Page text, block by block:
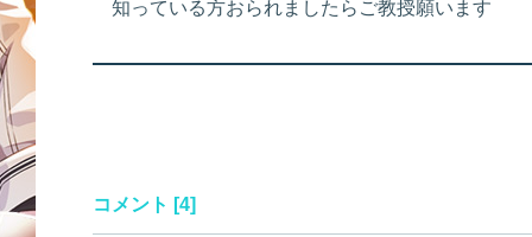
知っている方おられましたらご教授願います
コメント [4]